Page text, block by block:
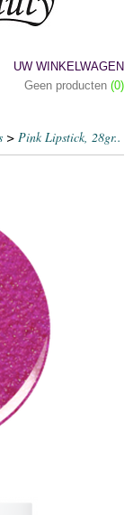
UW WINKELWAGEN
Geen producten (0)
> Pink Lipstick, 28gr..